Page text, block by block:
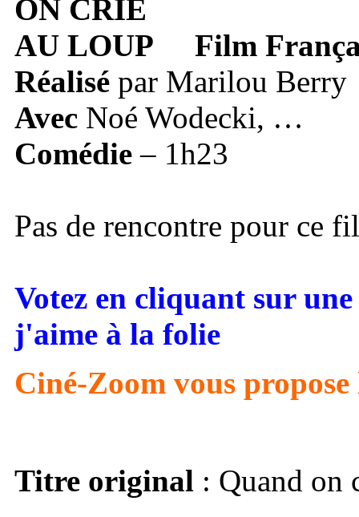
Film
Réalisépar Marilou Berry
AvecNoé Wodecki, …
Comédie– 1h23
Pas de rencontre pour ce
Votez en cliquant sur
j'aime à la folie
Ciné-Zoom vous
Titre original : Quand on